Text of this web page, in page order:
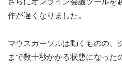
さらにオンライン会議ツールを
作が遅くなりました。
マウスカーソルは動くものの、
まで数十秒かかる状態になった